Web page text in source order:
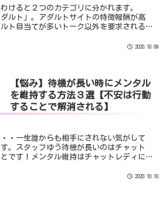
けると２つのカテゴリに分かれます。
ルト」。アダルトサイトの特徴報酬が高
ト目当てが多いトーク以外を要求される
2020.10.09
【悩み】待機が長い時にメンタル
を維持する方法３選【不安は行動
することで解消される】
・一生誰からも相手にされない気がして
。スタッフゆう待機が長いのはチャット
です！メンタル維持はチャットレディに
2020.10.10